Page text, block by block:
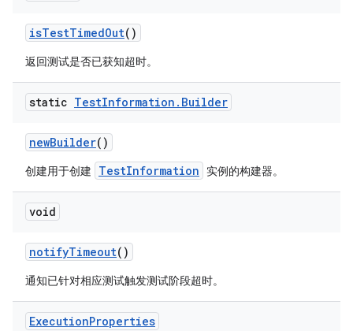
isTestTimedOut()
返回测试是否已获知超时。
static TestInformation . Builder
newBuilder()
创建用于创建 TestInformation 实例的构建器。
void
notifyTimeout()
通知已针对相应测试触发测试阶段超时。
ExecutionProperties